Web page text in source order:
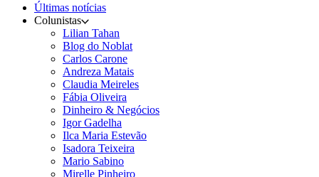
Últimas notícias
Colunistas
Lilian Tahan
Blog do Noblat
Carlos Carone
Andreza Matais
Claudia Meireles
Fábia Oliveira
Dinheiro & Negócios
Igor Gadelha
Ilca Maria Estevão
Isadora Teixeira
Mario Sabino
Mirelle Pinheiro